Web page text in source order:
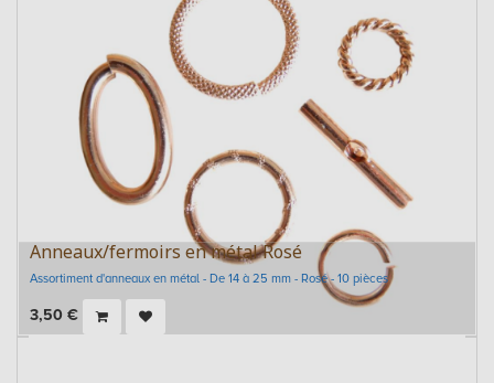
Anneaux/fermoirs en métal Rosé
Assortiment d'anneaux en métal - De 14 à 25 mm - Rosé - 10 pièces
3,50 €